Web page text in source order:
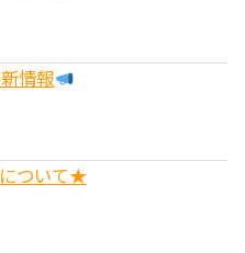
情報
ついて★